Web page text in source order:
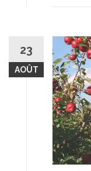
23
AOÛT